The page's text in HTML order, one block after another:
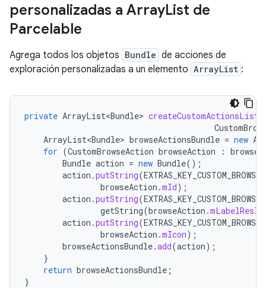
personalizadas a ArrayList de
Parcelable
Agrega todos los objetos Bundle de acciones de
exploración personalizadas a un elemento ArrayList :
private ArrayList<Bundle> createCustomActionsList
ArrayList<Bundle> browseActionsBundle = new
for (CustomBrowseAction browseAction :
Bundle action = new Bundle();
action .putString(
browseAction .mId);
action .putString(
getString(browseAction .mLabelResId
action .putString(
browseAction .mIcon);
browseActionsBundle.add(action);
}
return browseActionsBundle ;
}